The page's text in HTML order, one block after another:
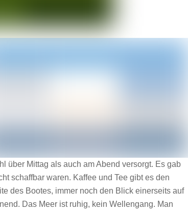
über Mittag als auch am Abend versorgt. Es gab
schaffbar waren. Kaffee und Tee gibt es den
des Bootes, immer noch den Blick einerseits auf
Das Meer ist ruhig, kein Wellengang. Man